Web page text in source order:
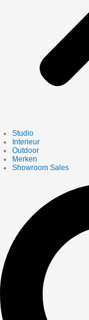
Studio
Interieur
Outdoor
Merken
Showroom Sales